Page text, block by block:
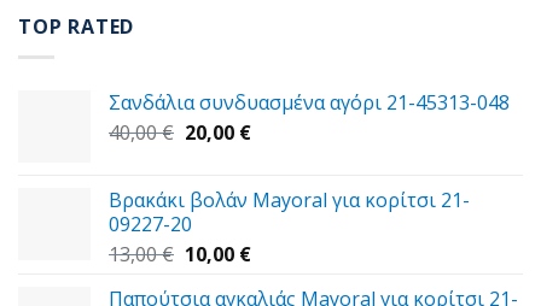
TOP RATED
Σανδάλια συνδυασμένα αγόρι 21-45313-048
40,00€ Original
40,00 €.
20,00 €Η
είναι:
Βρακάκι βολάν Mayoral για κορίτσι 21-
09227-20
13,00€ Original
10,00 €Η
Παπούτσια αγκαλιάς Mayoral για κορίτσι 21-